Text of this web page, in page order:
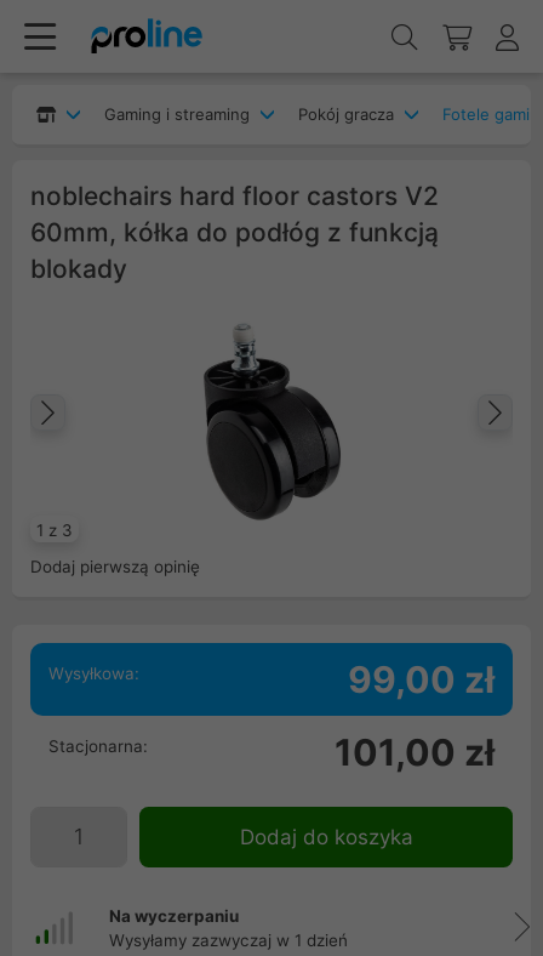
Gaming i streaming Pokój gracza Fotele
noblechairs hard floor castors V2
60mm, kółka do podłóg z funkcją
blokady
1 z 3
Poprzedni
Dodaj pierwszą opinię
Wysyłkowa: 99,00 zł
Stacjonarna: 101,00 zł
Dodaj do koszyka
Na wyczerpaniu
Wysyłamy zazwyczaj w 1 dzień